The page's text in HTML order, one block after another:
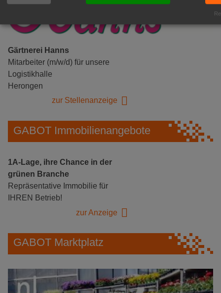
Gärtnerei Hanns
Mitarbeiter (m/w/d) für unsere
Logistikhalle
Herongen
zur Stellenanzeige
GABOT Immobilienangebote
1A-Lage, ihre Chance in der
grünen Branche
Repräsentative Immobilie für
IHREN Betrieb!
zur Anzeige
GABOT Marktplatz